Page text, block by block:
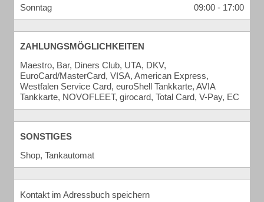
Sonntag
09:00 - 17:00
ZAHLUNGSMÖGLICHKEITEN
Maestro, Bar, Diners Club, UTA, DKV,
EuroCard/MasterCard, VISA, American Express,
Westfalen Service Card, euroShell Tankkarte, AVIA
Tankkarte, NOVOFLEET, girocard, Total Card, V-Pay, EC
SONSTIGES
Shop, Tankautomat
Kontakt im Adressbuch speichern